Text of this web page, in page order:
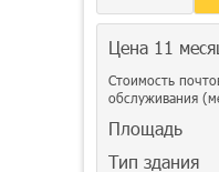
Цена 11
Стоимость
обслуживания
Площадь
Тип здания